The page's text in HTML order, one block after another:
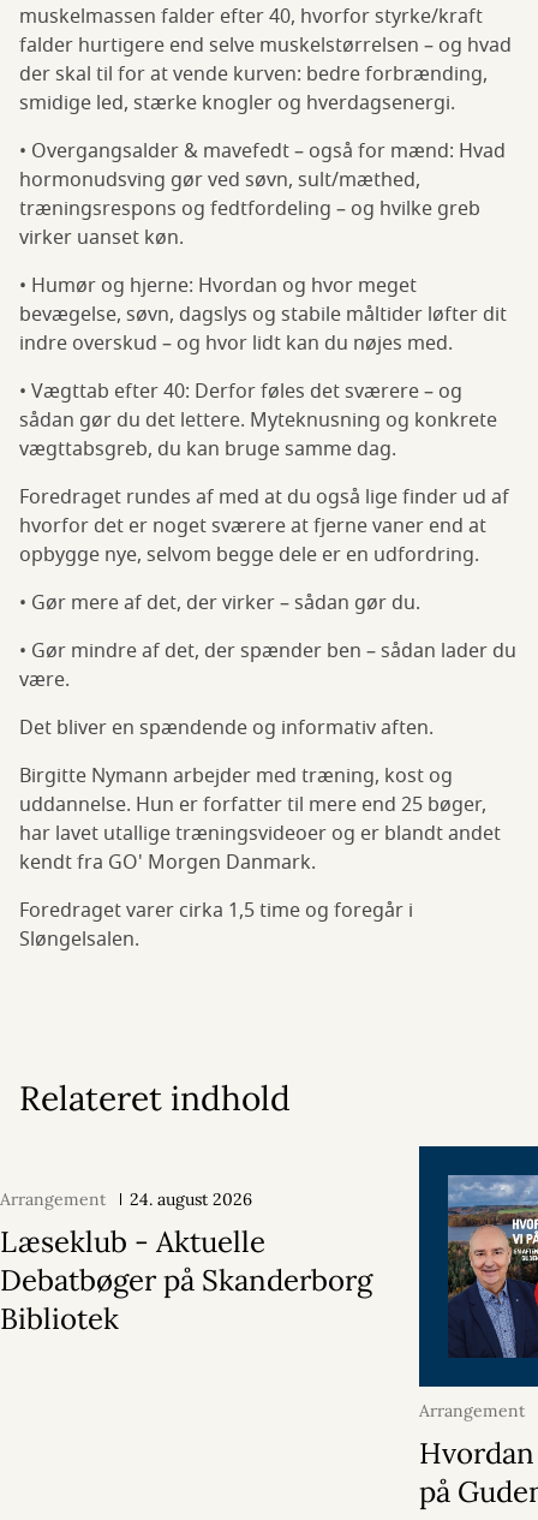
muskelmassen falder efter 40, hvorfor styrke/kraft
falder hurtigere end selve muskelstørrelsen – og hvad
der skal til for at vende kurven: bedre forbrænding,
smidige led, stærke knogler og hverdagsenergi.
• Overgangsalder & mavefedt – også for mænd: Hvad
hormonudsving gør ved søvn, sult/mæthed,
træningsrespons og fedtfordeling – og hvilke greb
virker uanset køn.
• Humør og hjerne: Hvordan og hvor meget
bevægelse, søvn, dagslys og stabile måltider løfter dit
indre overskud – og hvor lidt kan du nøjes med.
• Vægttab efter 40: Derfor føles det sværere – og
sådan gør du det lettere. Myteknusning og konkrete
vægttabsgreb, du kan bruge samme dag.
Foredraget rundes af med at du også lige finder ud af
hvorfor det er noget sværere at fjerne vaner end at
opbygge nye, selvom begge dele er en udfordring.
• Gør mere af det, der virker – sådan gør du.
• Gør mindre af det, der spænder ben – sådan lader du
være.
Det bliver en spændende og informativ aften.
Birgitte Nymann arbejder med træning, kost og
uddannelse. Hun er forfatter til mere end 25 bøger,
har lavet utallige træningsvideoer og er blandt andet
kendt fra GO' Morgen Danmark.
Foredraget varer cirka 1,5 time og foregår i
Sløngelsalen.
Relateret indhold
Arrangement 24. august 2026
Læseklub - Aktuelle
Debatbøger på Skanderborg
Bibliotek
Arrangement
2026
på